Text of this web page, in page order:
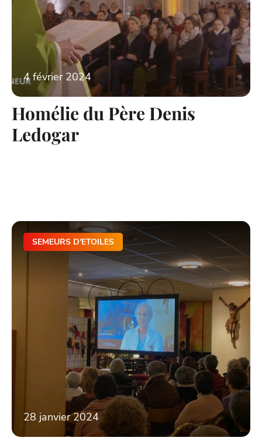
4 février 2024
Homélie du Père Denis
Ledogar
SEMEURS D'ETOILES
28 janvier 2024